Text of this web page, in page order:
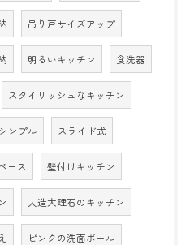
吊り戸サイズアップ
明るいキッチン 食洗器
スタイリッシュなキッチン
シンプル スライド式
ース 壁付けキッチン
人造大理石のキッチン
ピンクの洗面ボール